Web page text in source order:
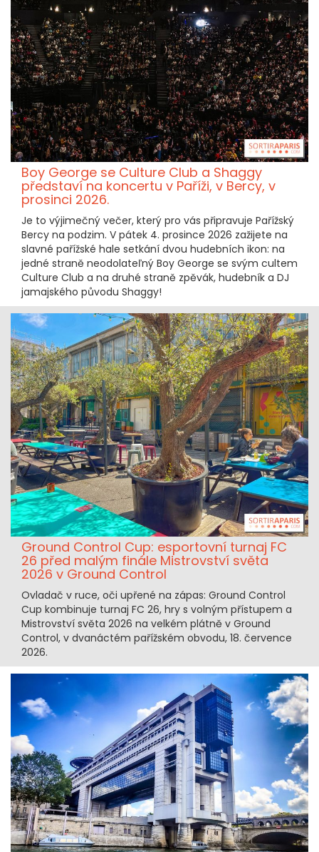
Boy George se Culture Club a Shaggy
představí na koncertu v Paříži, v Bercy, v
prosinci 2026.
Je to výjimečný večer, který pro vás připravuje Pařížský
Bercy na podzim. V pátek 4. prosince 2026 zažijete na
slavné pařížské hale setkání dvou hudebních ikon: na
jedné straně neodolateľný Boy George se svým cultem
Culture Club a na druhé straně zpěvák, hudebník a DJ
jamajského původu Shaggy!
Ground Control Cup: esportovní turnaj FC
26 před malým finále Mistrovství světa
2026 v Ground Control
Ovladač v ruce, oči upřené na zápas: Ground Control
Cup kombinuje turnaj FC 26, hry s volným přístupem a
Mistrovství světa 2026 na velkém plátně v Ground
Control, v dvanáctém pařížském obvodu, 18. července
2026.